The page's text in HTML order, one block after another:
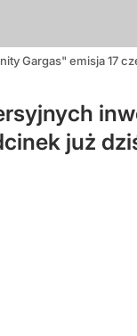
Gargas" emisja 17
już